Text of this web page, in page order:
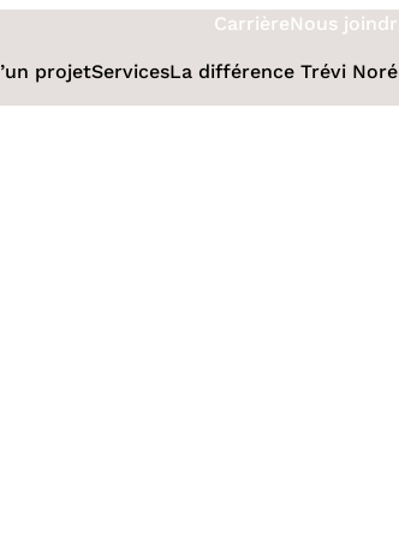
CarrièreNous
projetServicesLa différence Trévi